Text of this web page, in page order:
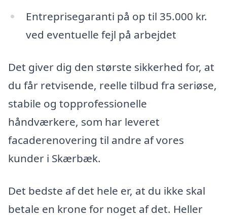
Entreprisegaranti på op til 35.000 kr.
ved eventuelle fejl på arbejdet
Det giver dig den største sikkerhed for, at
du får retvisende, reelle tilbud fra seriøse,
stabile og topprofessionelle
håndværkere, som har leveret
facaderenovering til andre af vores
kunder i Skærbæk.
Det bedste af det hele er, at du ikke skal
betale en krone for noget af det. Heller